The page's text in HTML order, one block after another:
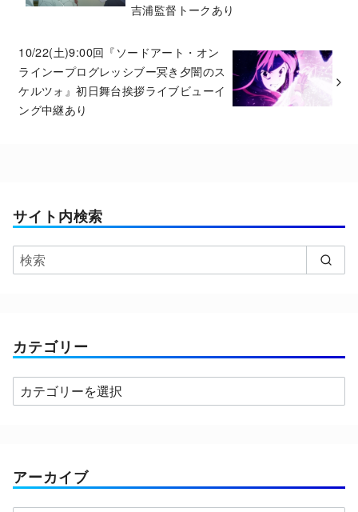
吉浦監督トークあり
10/22(土)9:00回『ソードアート・オン
ラインープログレッシブー冥き夕闇のス
ケルツォ』初日舞台挨拶ライブビューイ
ング中継あり
サイト内検索
カテゴリー
カ
テ
ー
アーカイブ